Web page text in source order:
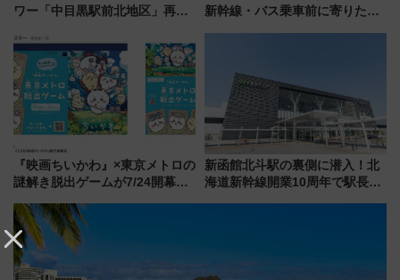
ワー「中目黒駅前北地区」再開
新幹線・バス乗車前に寄りたい
『映画ちいかわ』×東京メトロの
謎解き脱出ゲームが7/24開幕！
遊び方を解説！（7/10発売開
始）
新函館北斗駅の裏側に潜入！北
海道新幹線開業10周年で駅長